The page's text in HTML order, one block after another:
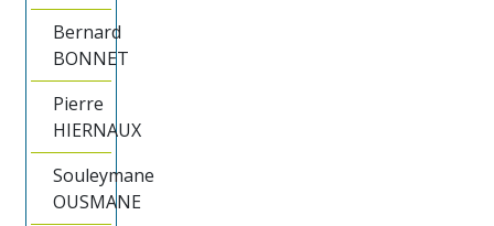
Bernard
BONNET
Pierre
HIERNAUX
Souleymane
OUSMANE